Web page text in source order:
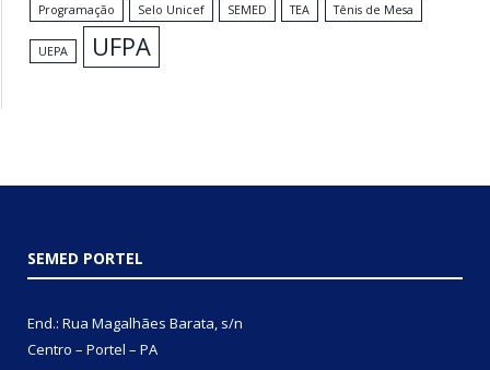
Programação Selo Unicef SEMED TEA Tênis de Mesa
UEPA UFPA
SEMED PORTEL
End.: Rua Magalhães Barata, s/n
Centro – Portel – PA